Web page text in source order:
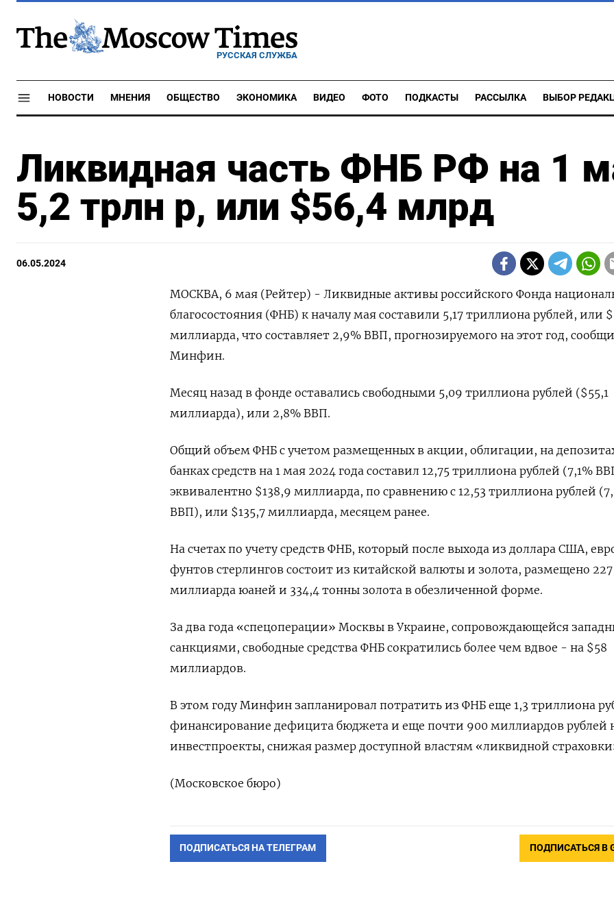
РУССКАЯ СЛУЖБА
НОВОСТИ МНЕНИЯ ОБЩЕСТВО ЭКОНОМИКА ВИДЕО ФОТО ПОДКАСТЫ РАССЫЛКА ВЫБОР
Ликвидная часть ФНБ РФ на 1
5,2 трлн р, или $56,4 млрд
06.05.2024
МОСКВА, 6 мая (Рейтер) - Ликвидные активы российского Фонда
благосостояния (ФНБ) к началу мая составили 5,17 триллиона рублей, или
миллиарда, что составляет 2,9% ВВП, прогнозируемого на этот год,
Минфин.
Месяц назад в фонде оставались свободными 5,09 триллиона рублей ($55,1
миллиарда), или 2,8% ВВП.
Общий объем ФНБ с учетом размещенных в акции, облигации, на
банках средств на 1 мая 2024 года составил 12,75 триллиона рублей (7,1%
эквивалентно $138,9 миллиарда, по сравнению с 12,53 триллиона рублей
ВВП), или $135,7 миллиарда, месяцем ранее.
На счетах по учету средств ФНБ, который после выхода из доллара США,
фунтов стерлингов состоит из китайской валюты и золота, размещено
миллиарда юаней и 334,4 тонны золота в обезличенной форме.
За два года «спецоперации» Москвы в Украине, сопровождающейся
санкциями, свободные средства ФНБ сократились более чем вдвое - на $58
миллиардов.
В этом году Минфин запланировал потратить из ФНБ еще 1,3 триллиона
финансирование дефицита бюджета и еще почти 900 миллиардов рублей
инвестпроекты, снижая размер доступной властям «ликвидной
(Московское бюро)
ПОДПИСАТЬСЯ НА ТЕЛЕГРАМ ПОДПИСАТЬСЯ В